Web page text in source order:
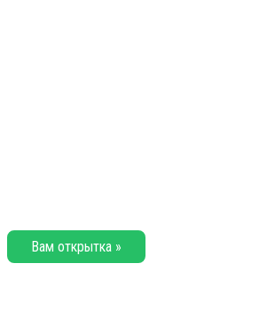
Вам открытка »